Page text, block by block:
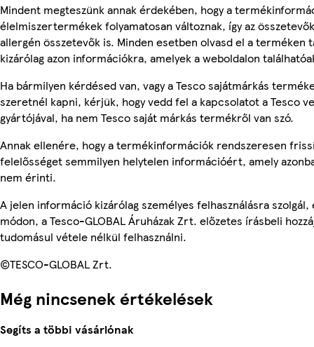
Mindent megteszünk annak érdekében, hogy a
élelmiszertermékek folyamatosan változnak, így az
allergén összetevők is. Minden esetben olvasd el a terméken
kizárólag azon információkra, amelyek a weboldalon
Ha bármilyen kérdésed van, vagy a Tesco sajátmárkás
szeretnél kapni, kérjük, hogy vedd fel a kapcsolatot a Tesco
gyártójával, ha nem Tesco saját márkás termékről van szó.
Annak ellenére, hogy a termékinformációk rendszeresen
felelősséget semmilyen helytelen információért, amely
nem érinti.
A jelen információ kizárólag személyes felhasználásra
módon, a Tesco-GLOBAL Áruházak Zrt. előzetes írásbeli
tudomásul vétele nélkül felhasználni.
©TESCO-GLOBAL Zrt.
Még nincsenek értékelések
Segíts a többi vásárlónak